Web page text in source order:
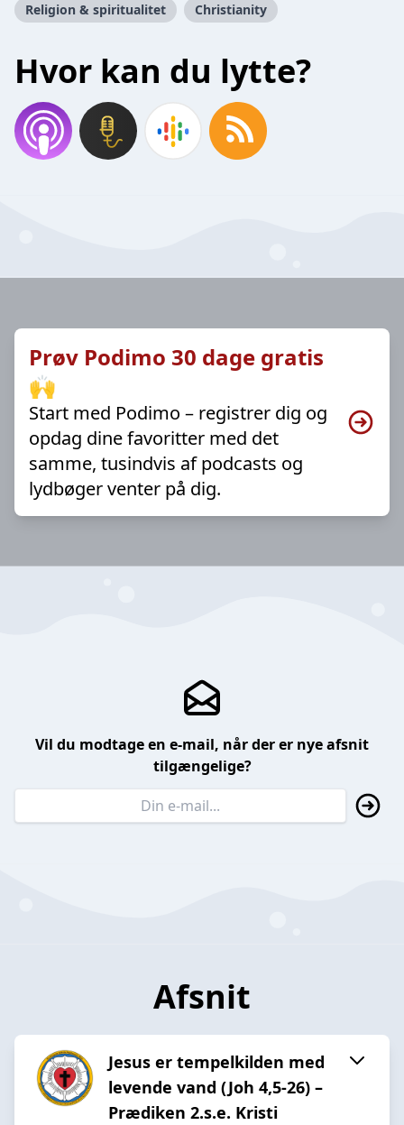
Religion & spiritualitet Christianity
Hvor kan du lytte?
Prøv Podimo 30 dage gratis
🙌
Start med Podimo – registrer dig og
opdag dine favoritter med det
samme, tusindvis af podcasts og
lydbøger venter på dig.
Vil du modtage en e-mail, når der er nye afsnit
tilgængelige?
Afsnit
Jesus er tempelkilden med
levende vand (Joh 4,5-26) –
Prædiken 2.s.e. Kristi